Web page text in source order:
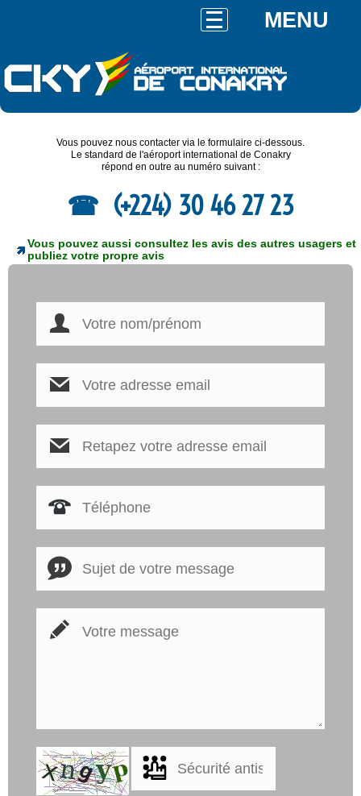
MENU
Vous pouvez nous contacter via le formulaire ci-dessous.
Le standard de l'aéroport international de Conakry
répond en outre au numéro suivant :
(+224) 30 46 27 23
Vous pouvez aussi consultez les avis des autres usagers et
publiez votre propre avis